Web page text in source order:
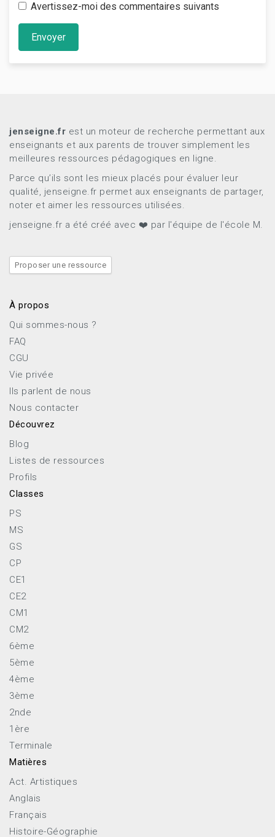
Avertissez-moi des commentaires suivants
Envoyer
jenseigne.fr est un moteur de recherche permettant aux
enseignants et aux parents de trouver simplement les
meilleures ressources pédagogiques en ligne.
Parce qu’ils sont les mieux placés pour évaluer leur
qualité, jenseigne.fr permet aux enseignants de partager,
noter et aimer les ressources utilisées.
jenseigne.fr a été créé avec ❤️ par l'équipe de l'école M.
Proposer une ressource
À propos
Qui sommes-nous ?
FAQ
CGU
Vie privée
Ils parlent de nous
Nous contacter
Découvrez
Blog
Listes de ressources
Profils
Classes
PS
MS
GS
CP
CE1
CE2
CM1
CM2
6ème
5ème
4ème
3ème
2nde
1ère
Terminale
Matières
Act. Artistiques
Anglais
Français
Histoire-Géographie